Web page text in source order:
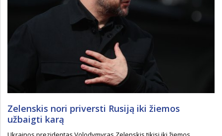
Zelenskis nori priversti Rusiją iki žiemos
užbaigti karą